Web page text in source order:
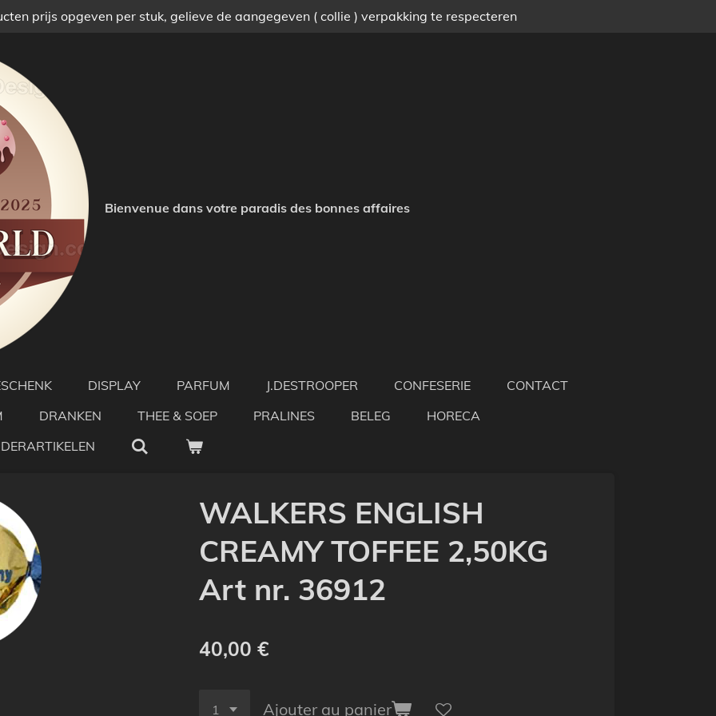
prijs opgeven per stuk, gelieve de aangegeven ( collie ) verpakking te respecteren
Bienvenue dans votre paradis des bonnes affaires
DISPLAY PARFUM J.DESTROOPER CONFESERIE
CONTACT
DRANKEN THEE & SOEP PRALINES BELEG
HORECA
WALKERS ENGLISH
CREAMY TOFFEE 2,50KG
Art nr. 36912
40,00 €
Ajouter au panier